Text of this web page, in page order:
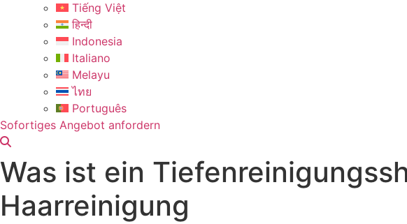
Tiếng Việt
हिन्दी
Indonesia
Italiano
Melayu
ไทย
Português
Sofortiges Angebot anfordern
Was ist ein
Haarreinigung